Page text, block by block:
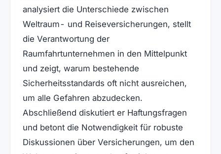
analysiert die Unterschiede zwischen
Weltraum- und Reiseversicherungen, stellt
die Verantwortung der
Raumfahrtunternehmen in den Mittelpunkt
und zeigt, warum bestehende
Sicherheitsstandards oft nicht ausreichen,
um alle Gefahren abzudecken.
Abschließend diskutiert er Haftungsfragen
und betont die Notwendigkeit für robuste
Diskussionen über Versicherungen, um den